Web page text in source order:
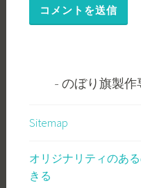
のぼり旗製作
Sitemap
オリジナリティのあ
きる